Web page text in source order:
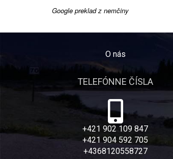
Google preklad z nemčiny
O nás
TELEFÓNNE ČÍSLA
+421 902 109 847
+421 904 592 705
+4368120558727